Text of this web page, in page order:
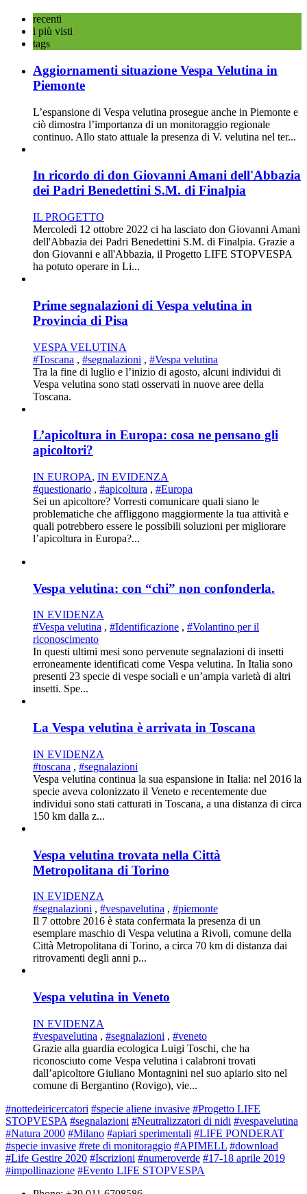
recenti
i più visti
tags
Aggiornamenti situazione Vespa Velutina in
Piemonte
L’espansione di Vespa velutina prosegue anche in Piemonte e
ciò dimostra l’importanza di un monitoraggio regionale
continuo. Allo stato attuale la presenza di V. velutina nel ter...
In ricordo di don Giovanni Amani dell'Abbazia
dei Padri Benedettini S.M. di Finalpia
IL PROGETTO
Mercoledì 12 ottobre 2022 ci ha lasciato don Giovanni Amani
dell'Abbazia dei Padri Benedettini S.M. di Finalpia. Grazie a
don Giovanni e all'Abbazia, il Progetto LIFE STOPVESPA
ha potuto operare in Li...
Prime segnalazioni di Vespa velutina in
Provincia di Pisa
VESPA VELUTINA
#Toscana , #segnalazioni , #Vespa velutina
Tra la fine di luglio e l’inizio di agosto, alcuni individui di
Vespa velutina sono stati osservati in nuove aree della
Toscana.
L’apicoltura in Europa: cosa ne pensano gli
apicoltori?
IN EUROPA, IN EVIDENZA
#questionario , #apicoltura , #Europa
Sei un apicoltore? Vorresti comunicare quali siano le
problematiche che affliggono maggiormente la tua attività e
quali potrebbero essere le possibili soluzioni per migliorare
l’apicoltura in Europa?...
Vespa velutina: con “chi” non confonderla.
IN EVIDENZA
#Vespa velutina , #Identificazione , #Volantino per il
riconoscimento
In questi ultimi mesi sono pervenute segnalazioni di insetti
erroneamente identificati come Vespa velutina. In Italia sono
presenti 23 specie di vespe sociali e un’ampia varietà di altri
insetti. Spe...
La Vespa velutina è arrivata in Toscana
IN EVIDENZA
#toscana , #segnalazioni
Vespa velutina continua la sua espansione in Italia: nel 2016 la
specie aveva colonizzato il Veneto e recentemente due
individui sono stati catturati in Toscana, a una distanza di circa
150 km dalla z...
Vespa velutina trovata nella Città
Metropolitana di Torino
IN EVIDENZA
#segnalazioni , #vespavelutina , #piemonte
Il 7 ottobre 2016 è stata confermata la presenza di un
esemplare maschio di Vespa velutina a Rivoli, comune della
Città Metropolitana di Torino, a circa 70 km di distanza dai
ritrovamenti degli anni p...
Vespa velutina in Veneto
IN EVIDENZA
#vespavelutina , #segnalazioni , #veneto
Grazie alla guardia ecologica Luigi Toschi, che ha
riconosciuto come Vespa velutina i calabroni trovati
dall’apicoltore Giuliano Montagnini nel suo apiario sito nel
comune di Bergantino (Rovigo), vie...
#nottedeiricercatori #specie aliene invasive #Progetto LIFE
STOPVESPA #segnalazioni #Neutralizzatori di nidi #vespavelutina
#Natura 2000 #Milano #apiari sperimentali #LIFE PONDERAT
#specie invasive #rete di monitoraggio #APIMELL #download
#Life Gestire 2020 #Iscrizioni #numeroverde #17-18 aprile 2019
#impollinazione #Evento LIFE STOPVESPA